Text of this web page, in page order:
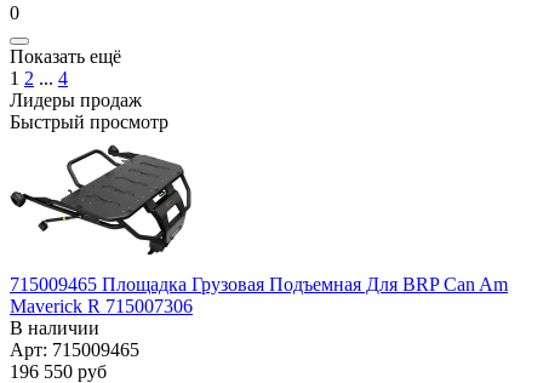
0
Показать ещё
1 2 ... 4
Лидеры продаж
Быстрый просмотр
715009465 Площадка Грузовая Подъемная Для BRP Can Am
Maverick R 715007306
В наличии
Арт: 715009465
196 550 руб